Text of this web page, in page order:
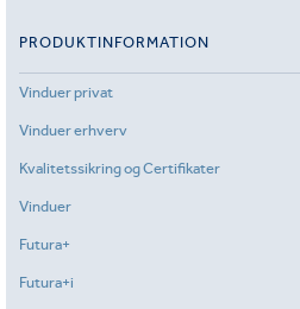
PRODUKTINFORMATION
Vinduer privat
Vinduer erhverv
Kvalitetssikring og Certifikater
Vinduer
Futura+
Futura+i